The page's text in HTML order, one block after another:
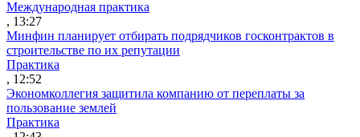
Международная практика
, 13:27
Минфин планирует отбирать подрядчиков госконтрактов в
строительстве по их репутации
Практика
, 12:52
Экономколлегия защитила компанию от переплаты за
пользование землей
Практика